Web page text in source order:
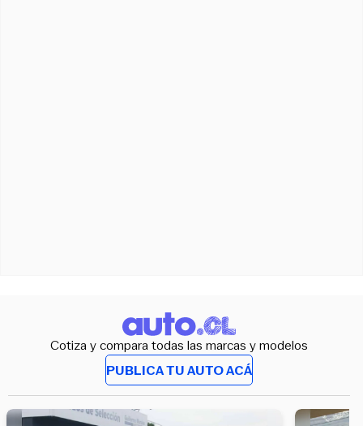
Cotiza y compara todas las marcas y modelos
PUBLICA TU AUTO ACÁ